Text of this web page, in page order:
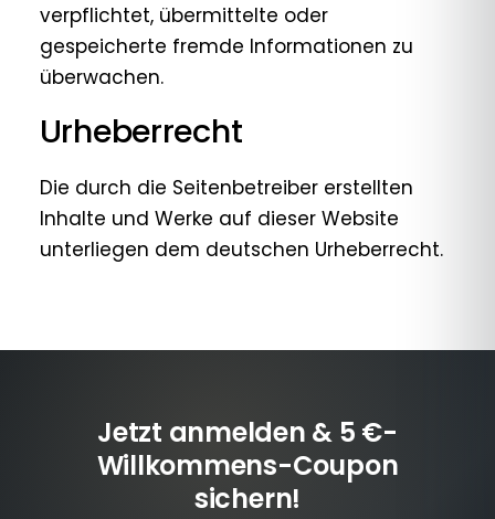
verpflichtet, übermittelte oder
gespeicherte fremde Informationen zu
überwachen.
Urheberrecht
Die durch die Seitenbetreiber erstellten
Inhalte und Werke auf dieser Website
unterliegen dem deutschen Urheberrecht.
Jetzt anmelden & 5 €-
Willkommens-Coupon
sichern!